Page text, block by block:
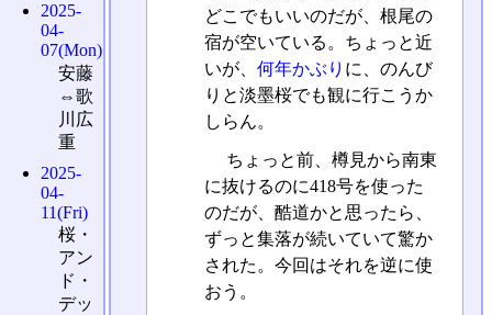
どこでもいいのだが、根尾の
宿が空いている。ちょっと近
いが、 何年かぶり に、のんび
りと淡墨桜でも観に行こうか
しらん。
ちょっと前、樽見から南東
に抜けるのに418号を使った
のだが、酷道かと思ったら、
ずっと集落が続いていて驚か
された。今回はそれを逆に使
おう。
2025-
04-
07(Mon)
安藤
⇔歌
川広
重
2025-
04-
11(Fri)
桜・
アン
ド・
デッ